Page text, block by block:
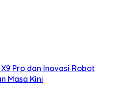
Pro dan Inovasi Robot
Masa Kini